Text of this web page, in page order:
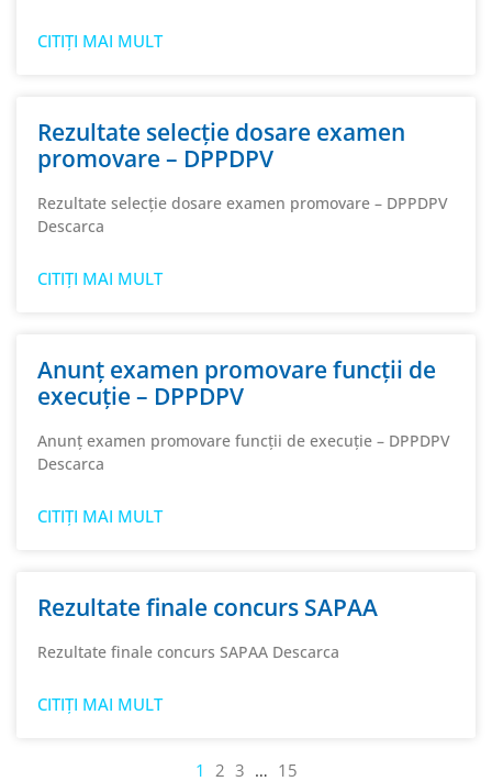
CITIȚI MAI MULT
Rezultate selecție dosare examen
promovare – DPPDPV
Rezultate selecție dosare examen promovare – DPPDPV
Descarca
CITIȚI MAI MULT
Anunț examen promovare funcții de
execuție – DPPDPV
Anunț examen promovare funcții de execuție – DPPDPV
Descarca
CITIȚI MAI MULT
Rezultate finale concurs SAPAA
Rezultate finale concurs SAPAA Descarca
CITIȚI MAI MULT
1 2 3 … 15